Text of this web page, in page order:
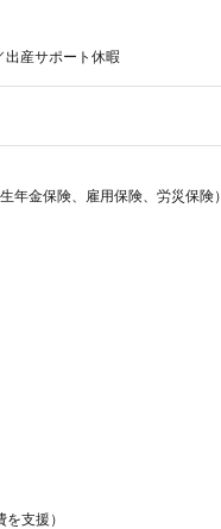
出産サポート休暇
年金保険、雇用保険、労災保険）
支援）